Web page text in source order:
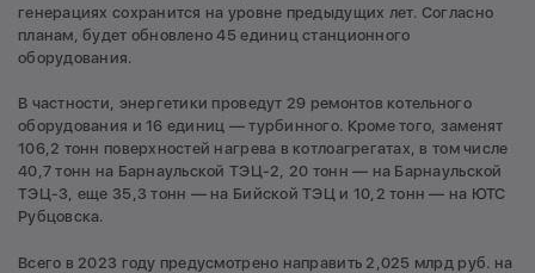
генерациях сохранится на уровне предыдущих лет. Согласно
планам, будет обновлено 45 единиц станционного
оборудования.
В частности, энергетики проведут 29 ремонтов котельного
оборудования и 16 единиц — турбинного. Кроме того, заменят
106,2 тонн поверхностей нагрева в котлоагрегатах, в том числе
40,7 тонн на Барнаульской ТЭЦ-2, 20 тонн — на Барнаульской
ТЭЦ-3, еще 35,3 тонн — на Бийской ТЭЦ и 10,2 тонн — на ЮТС
Рубцовска.
Всего в 2023 году предусмотрено направить 2,025 млрд руб. на